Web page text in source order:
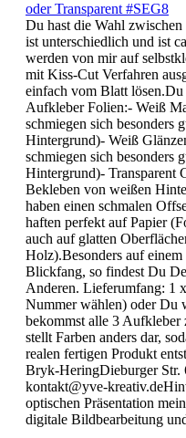
Kofferaufkleber Flipflops
Wanderschuhe - 3
oder Transparent #SEG8
Du hast die Wahl zwischen
ist unterschiedlich und ist
werden von mir auf
mit Kiss-Cut Verfahren
einfach vom Blatt lösen.Du
Aufkleber Folien:- Weiß
schmiegen sich besonders
Hintergrund)- Weiß
schmiegen sich besonders
Hintergrund)- Transparent
Bekleben von weißen
haben einen schmalen
haften perfekt auf Papier
auch auf glatten
Holz).Besonders auf
Blickfang, so findest Du
Anderen. Lieferumfang: 1
Nummer wählen) oder Du
bekommst alle 3 Aufkleber
stellt Farben anders dar,
realen fertigen Produkt
Bryk-HeringDieburger Str.
kontakt@yve-